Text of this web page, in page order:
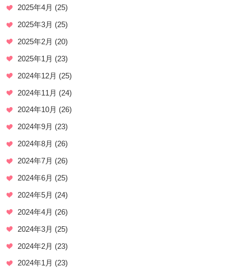
2025年4月 (25)
2025年3月 (25)
2025年2月 (20)
2025年1月 (23)
2024年12月 (25)
2024年11月 (24)
2024年10月 (26)
2024年9月 (23)
2024年8月 (26)
2024年7月 (26)
2024年6月 (25)
2024年5月 (24)
2024年4月 (26)
2024年3月 (25)
2024年2月 (23)
2024年1月 (23)